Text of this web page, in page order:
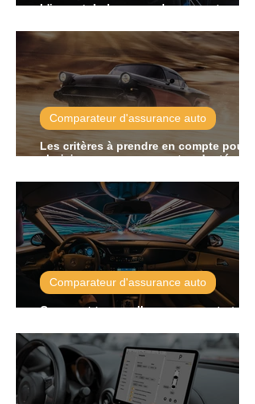
L'impact du bonus-malus sur votre
Les critères à prendre en compte pour
choisir une assurance auto adaptée à
Comparateur d'assurance auto
Comment trouver l’assurance auto tous
Comparateur d'assurance auto